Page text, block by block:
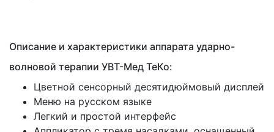
Описание и характеристики аппарата ударно-
волновой терапии УВТ-Мед ТеКо:
Цветной сенсорный десятидюймовый дисплей
Меню на русском языке
Легкий и простой интерфейс